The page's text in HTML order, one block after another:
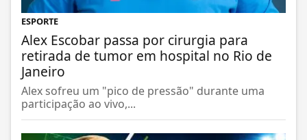
ESPORTE
Alex Escobar passa por cirurgia para
retirada de tumor em hospital no Rio de
Janeiro
Alex sofreu um "pico de pressão" durante uma
participação ao vivo,...